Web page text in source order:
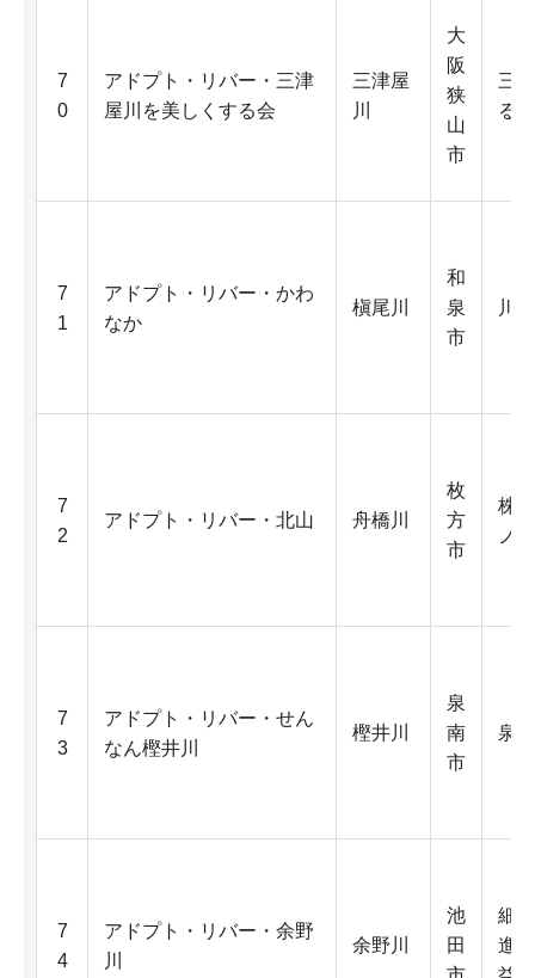
7
0
アドプト・リバー・三津
屋川を美しくする会
三津屋
川
大
阪
狭
山
市
三
る会
7
1
アドプト・リバー・かわ
なか
槇尾川
和
泉
市
川
7
2
アドプト・リバー・北山 舟橋川
枚
方
市
株
ノ
7
3
アドプト・リバー・せん
なん樫井川
樫井川
泉
南
市
泉
7
4
アドプト・リバー・余野
川
余野川
池
田
細
進